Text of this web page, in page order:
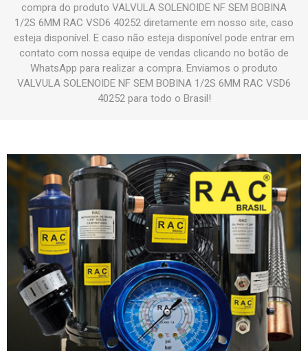
compra do produto VALVULA SOLENOIDE NF SEM BOBINA
1/2S 6MM RAC VSD6 40252 diretamente em nosso site, caso
esteja disponível. E caso não esteja disponível pode entrar em
contato com nossa equipe de vendas clicando no botão de
WhatsApp para realizar a compra. Enviamos o produto
VALVULA SOLENOIDE NF SEM BOBINA 1/2S 6MM RAC VSD6
40252 para todo o Brasil!